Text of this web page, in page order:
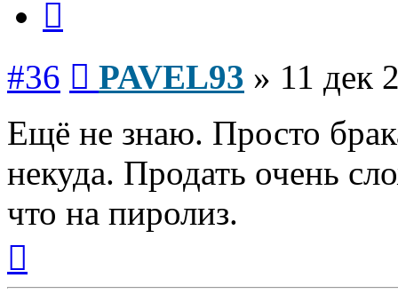
#36 PAVEL93 » 11 дек
Ещё не знаю. Просто
некуда. Продать очень
что на пиролиз.
началу